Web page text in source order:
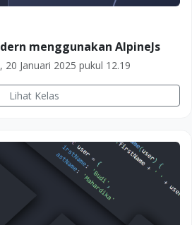
menggunakan AlpineJs
20 Januari 2025 pukul 12.19
Lihat Kelas